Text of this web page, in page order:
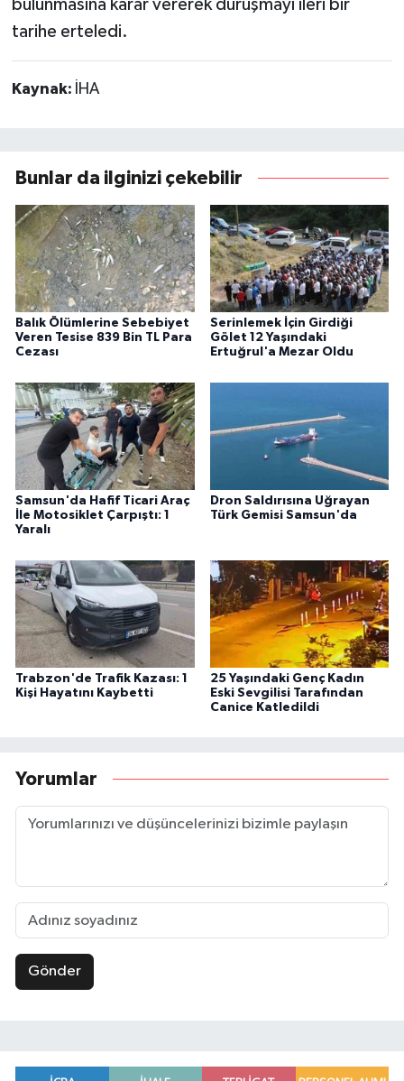
bulunmasına karar vererek duruşmayı ileri bir
tarihe erteledi.
Kaynak: İHA
Bunlar da ilginizi çekebilir
Balık Ölümlerine Sebebiyet
Veren Tesise 839 Bin TL Para
Cezası
Serinlemek İçin Girdiği
Gölet 12 Yaşındaki
Ertuğrul'a Mezar Oldu
Samsun'da Hafif Ticari Araç
İle Motosiklet Çarpıştı: 1
Yaralı
Dron Saldırısına Uğrayan
Türk Gemisi Samsun'da
Trabzon'de Trafik Kazası: 1
Kişi Hayatını Kaybetti
25 Yaşındaki Genç Kadın
Eski Sevgilisi Tarafından
Canice Katledildi
Yorumlar
Gönder